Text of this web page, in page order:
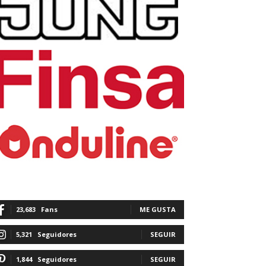
23,683 Fans ME GUSTA
5,321 Seguidores SEGUIR
1,844 Seguidores SEGUIR